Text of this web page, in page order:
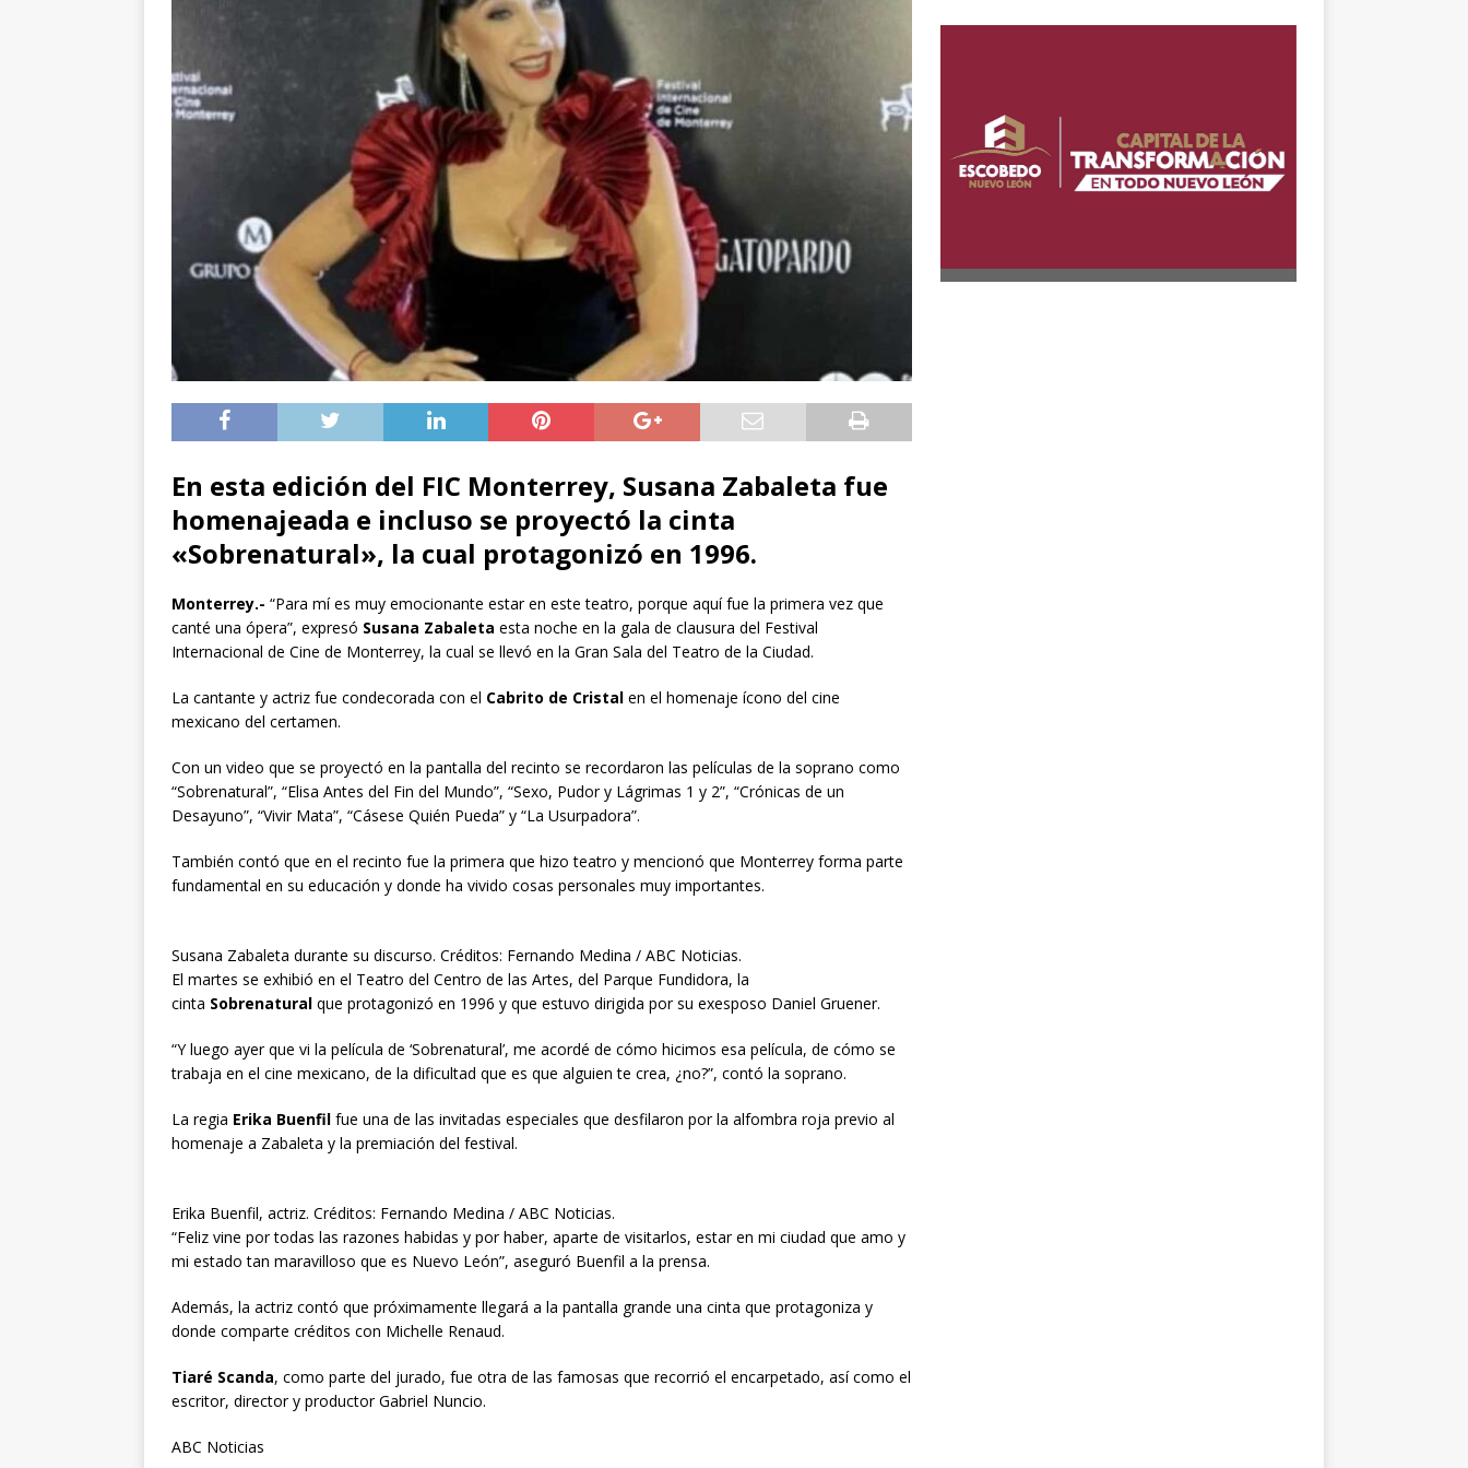
En esta edición del FIC Monterrey, Susana Zabaleta fue
homenajeada e incluso se proyectó la cinta
«Sobrenatural», la cual protagonizó en 1996.
Monterrey.- “Para mí es muy emocionante estar en este teatro, porque aquí fue la primera vez que
canté una ópera”, expresó Susana Zabaleta esta noche en la gala de clausura del Festival
Internacional de Cine de Monterrey, la cual se llevó en la Gran Sala del Teatro de la Ciudad.
La cantante y actriz fue condecorada con el Cabrito de Cristal en el homenaje ícono del cine
mexicano del certamen.
Con un video que se proyectó en la pantalla del recinto se recordaron las películas de la soprano como
“Sobrenatural”, “Elisa Antes del Fin del Mundo”, “Sexo, Pudor y Lágrimas 1 y 2”, “Crónicas de un
Desayuno”, “Vivir Mata”, “Cásese Quién Pueda” y “La Usurpadora”.
También contó que en el recinto fue la primera que hizo teatro y mencionó que Monterrey forma parte
fundamental en su educación y donde ha vivido cosas personales muy importantes.
Susana Zabaleta durante su discurso. Créditos: Fernando Medina / ABC Noticias.
El martes se exhibió en el Teatro del Centro de las Artes, del Parque Fundidora, la
cinta Sobrenatural que protagonizó en 1996 y que estuvo dirigida por su exesposo Daniel Gruener.
“Y luego ayer que vi la película de ‘Sobrenatural’, me acordé de cómo hicimos esa película, de cómo se
trabaja en el cine mexicano, de la dificultad que es que alguien te crea, ¿no?”, contó la soprano.
La regia Erika Buenfil fue una de las invitadas especiales que desfilaron por la alfombra roja previo al
homenaje a Zabaleta y la premiación del festival.
Erika Buenfil, actriz. Créditos: Fernando Medina / ABC Noticias.
“Feliz vine por todas las razones habidas y por haber, aparte de visitarlos, estar en mi ciudad que amo y
mi estado tan maravilloso que es Nuevo León”, aseguró Buenfil a la prensa.
Además, la actriz contó que próximamente llegará a la pantalla grande una cinta que protagoniza y
donde comparte créditos con Michelle Renaud.
Tiaré Scanda, como parte del jurado, fue otra de las famosas que recorrió el encarpetado, así como el
escritor, director y productor Gabriel Nuncio.
ABC Noticias